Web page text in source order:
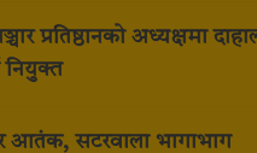
प्रतिष्ठानको अध्यक्षमा
नियुक्त
आतंक, सटरवाला भागाभाग